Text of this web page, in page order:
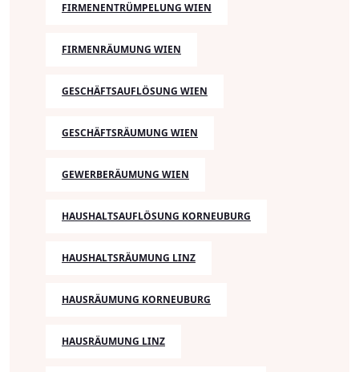
FIRMENENTRÜMPELUNG WIEN
FIRMENRÄUMUNG WIEN
GESCHÄFTSAUFLÖSUNG WIEN
GESCHÄFTSRÄUMUNG WIEN
GEWERBERÄUMUNG WIEN
HAUSHALTSAUFLÖSUNG KORNEUBURG
HAUSHALTSRÄUMUNG LINZ
HAUSRÄUMUNG KORNEUBURG
HAUSRÄUMUNG LINZ